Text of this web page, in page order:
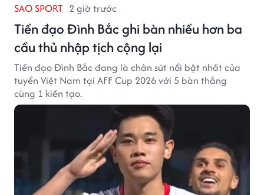
SAO SPORT 2 giờ trước
Tiền đạo Đình Bắc ghi bàn nhiều hơn ba
cầu thủ nhập tịch cộng lại
Tiền đạo Đình Bắc đang là chân sút nổi bật nhất của
tuyển Việt Nam tại AFF Cup 2026 với 5 bàn thắng
cùng 1 kiến tạo.